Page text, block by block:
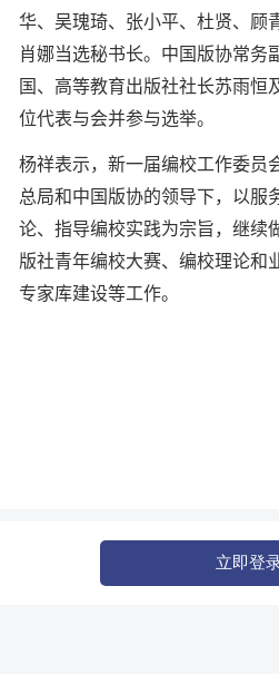
华、吴瑰琦、张小平、杜贤、顾
肖娜当选秘书长。中国版协常务
国、高等教育出版社社长苏雨恒
位代表与会并参与选举。
杨祥表示，新一届编校工作委员
总局和中国版协的领导下，以服
论、指导编校实践为宗旨，继续
版社青年编校大赛、编校理论和
专家库建设等工作。
立即登